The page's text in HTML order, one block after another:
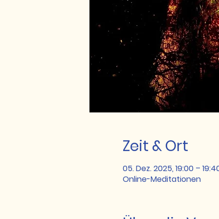
Zeit & Ort
05. Dez. 2025, 19:00 –
Online-Meditationen